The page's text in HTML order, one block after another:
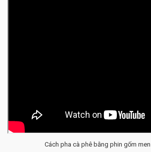
Cách pha cà phê bằng phin gốm